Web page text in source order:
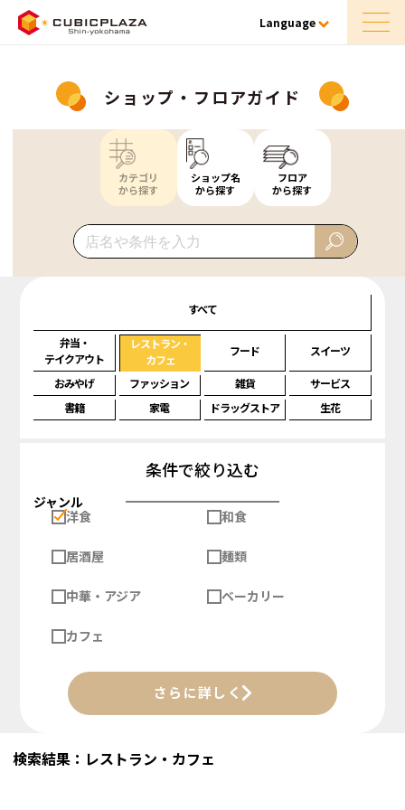
Language
ショップ・フロアガイド
カテゴリ
から探す
ショップ名
から探す
フロア
から探す
すべて
弁当・
テイクアウト
レストラン・
カフェ
フード スイーツ
おみやげ ファッション 雑貨
サービス
書籍
家電 ドラッグストア 生花
条件で絞り込む
ジャンル
洋食
和食
居酒屋 麺類
中華・アジア ベーカリー
カフェ
さらに詳しく
検索結果：レストラン・カフェ